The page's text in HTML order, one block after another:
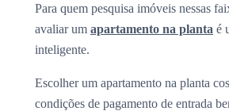
Para quem pesquisa imóveis nessas
avaliar um apartamento na planta é
inteligente.
Escolher um apartamento na planta
condições de pagamento de entrada